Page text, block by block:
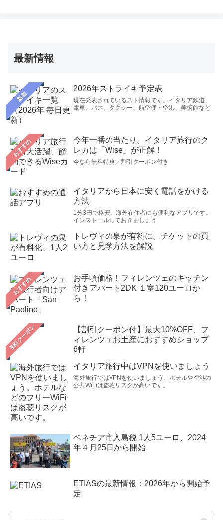
最新情報
新着
2026年ストライキ予定表
現在発表されているスト情報です。イタリア鉄道、
電車、バス、タクシー、航空便・空港、美術館など
おすすめ
今年一番の当たり。イタリア旅行のク
レカは「Wise」が正解！
今なら無料特典／割引クーポン付き
イタリアから日本に安く電話をかける
方法
1分3円で格安。海外在住者にも便利なアプリです。
インストールしておきましょう
トレヴィの泉が有料に。チケットの買
い方と見学方法を解説
おすすめ
お手頃価格！フィレンツェのキッチン
付きアパート2DK １室120ユーロか
ら！
【割引クーポン付】最大10%OFF、フ
ィレンツェお土産におすすめショップ
6軒
イタリア旅行中はVPNを使いましょう
海外旅行ではVPNを使いましょう。ホテルや空港の
公共WiFiは盗聴リスクが高いです。
ベネチア市入島税 1人5ユーロ、2024
年４月25日から開始
ETIASの最新情報：2026年から開始予
定